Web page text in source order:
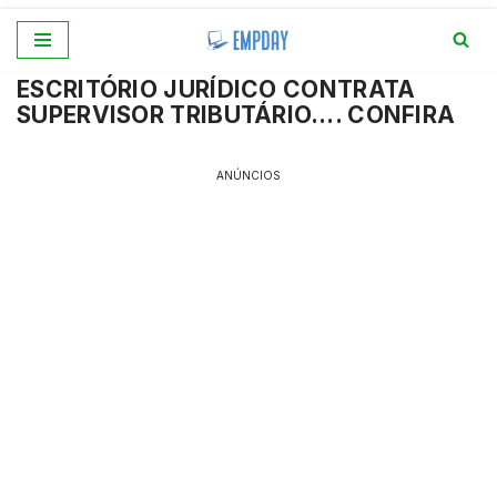
para
o
ESCRITÓRIO JURÍDICO CONTRATA
SUPERVISOR TRIBUTÁRIO…. CONFIRA
ANÚNCIOS